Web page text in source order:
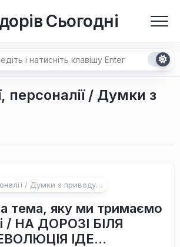
Сьогодні
персоналії / Думки з
/ Думки з приводу…
тема, яку ми тримаємо
/ НА ДОРОЗІ БІЛЯ
ІДЕ…